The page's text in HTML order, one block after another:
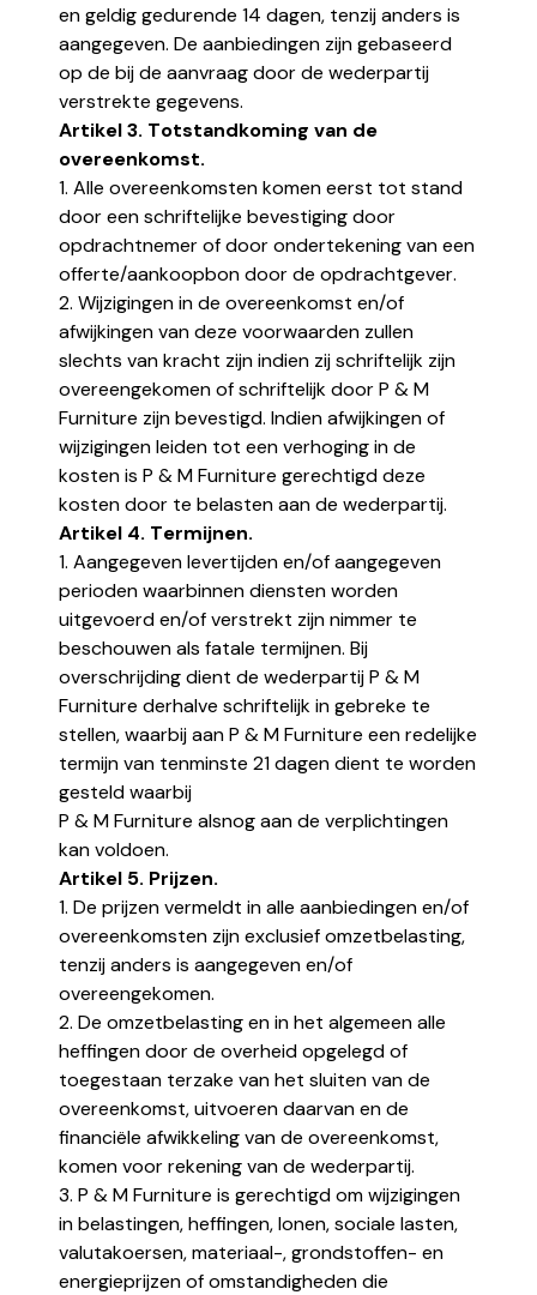
en geldig gedurende 14 dagen, tenzij anders is
aangegeven. De aanbiedingen zijn gebaseerd
op de bij de aanvraag door de wederpartij
verstrekte gegevens.
Artikel 3. Totstandkoming van de
overeenkomst.
1. Alle overeenkomsten komen eerst tot stand
door een schriftelijke bevestiging door
opdrachtnemer of door ondertekening van een
offerte/aankoopbon door de opdrachtgever.
2. Wijzigingen in de overeenkomst en/of
afwijkingen van deze voorwaarden zullen
slechts van kracht zijn indien zij schriftelijk zijn
overeengekomen of schriftelijk door P & M
Furniture zijn bevestigd. Indien afwijkingen of
wijzigingen leiden tot een verhoging in de
kosten is P & M Furniture gerechtigd deze
kosten door te belasten aan de wederpartij.
Artikel 4. Termijnen.
1. Aangegeven levertijden en/of aangegeven
perioden waarbinnen diensten worden
uitgevoerd en/of verstrekt zijn nimmer te
beschouwen als fatale termijnen. Bij
overschrijding dient de wederpartij P & M
Furniture derhalve schriftelijk in gebreke te
stellen, waarbij aan P & M Furniture een redelijke
termijn van tenminste 21 dagen dient te worden
gesteld waarbij
P & M Furniture alsnog aan de verplichtingen
kan voldoen.
Artikel 5. Prijzen.
1. De prijzen vermeldt in alle aanbiedingen en/of
overeenkomsten zijn exclusief omzetbelasting,
tenzij anders is aangegeven en/of
overeengekomen.
2. De omzetbelasting en in het algemeen alle
heffingen door de overheid opgelegd of
toegestaan terzake van het sluiten van de
overeenkomst, uitvoeren daarvan en de
financiële afwikkeling van de overeenkomst,
komen voor rekening van de wederpartij.
3. P & M Furniture is gerechtigd om wijzigingen
in belastingen, heffingen, lonen, sociale lasten,
valutakoersen, materiaal-, grondstoffen- en
energieprijzen of omstandigheden die